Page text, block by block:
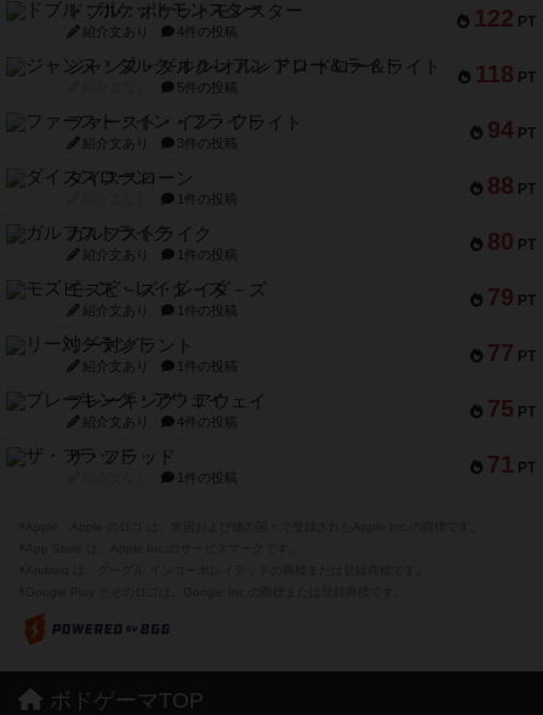
122 PT
ドブル：ポケットモンスター
紹介文あり 4件の投稿
118 PT
ジャンヌ・ダルク-オルレアン ドロー＆ライト
5件の投稿
94 PT
ファースト・イン・フライト
紹介文あり 3件の投稿
88 PT
ダイススローン
1件の投稿
80 PT
ガルフストライク
紹介文あり 1件の投稿
79 PT
モズビ－ズ・レイダ－ズ
紹介文あり 1件の投稿
77 PT
リー対グラント
紹介文あり 1件の投稿
75 PT
ブレーキング・アウェイ
紹介文あり 4件の投稿
71 PT
ザ・フラッド
1件の投稿
ボドゲーマTOP